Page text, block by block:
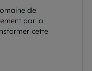
de
par la
cette